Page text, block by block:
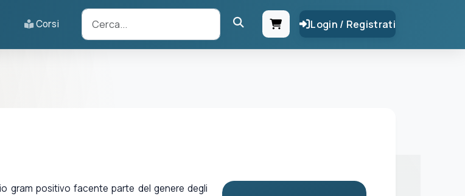
Corsi Login / Registrati
gram positivo facente parte del genere degli